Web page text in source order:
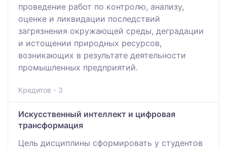
проведение работ по контролю, анализу,
оценке и ликвидации последствий
загрязнения окружающей среды, деградации
и истощении природных ресурсов,
возникающих в результате деятельности
промышленных предприятий.
Кредитов - 3
Искусственный интеллект и цифровая
трансформация
Цель дисциплины сформировать у студентов